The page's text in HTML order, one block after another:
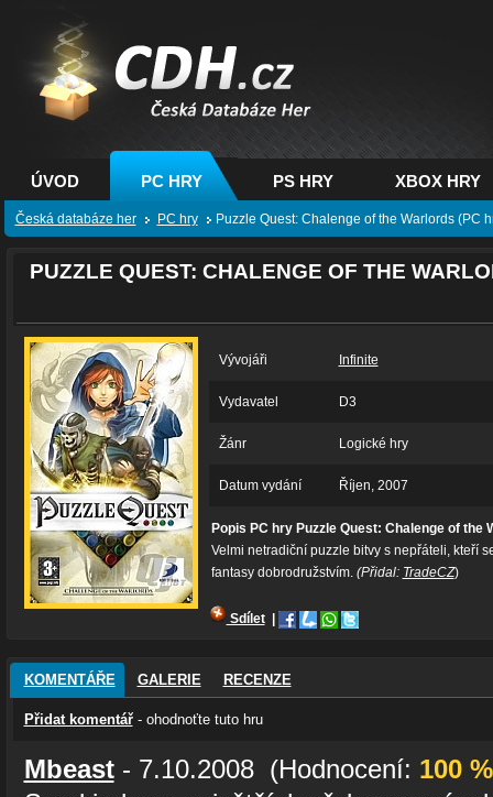
CDH.cz - hry na PC,
PS, XBOX - Česká
databáze her
ÚVOD PC HRY PS HRY XBOX HRY
Česká databáze her PC hry Puzzle Quest: Chalenge of the Warlords (PC
PUZZLE QUEST: CHALENGE OF THE
Vývojáři Infinite
Vydavatel D3
Žánr Logické hry
Datum vydání Říjen, 2007
Popis PC hry Puzzle Quest: Chalenge of the
Velmi netradiční puzzle bitvy s nepřáteli, kteří
fantasy dobrodružstvím.(Přidal: TradeCZ)
Sdílet
KOMENTÁŘE GALERIE RECENZE
Přidat komentář- ohodnoťte tuto hru
Mbeast- 7.10.2008 (Hodnocení: 100 %